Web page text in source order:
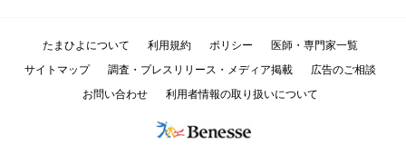
たまひよについて 利用規約 ポリシー
医師・専門家一覧
サイトマップ
調査・プレスリリース・メディア掲載
広告のご相談
お問い合わせ
利用者情報の取り扱いについて